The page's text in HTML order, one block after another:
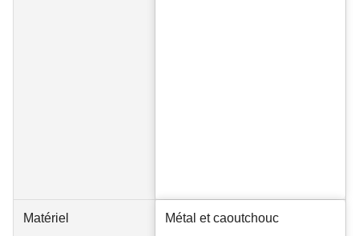
Matériel Métal et caoutchouc